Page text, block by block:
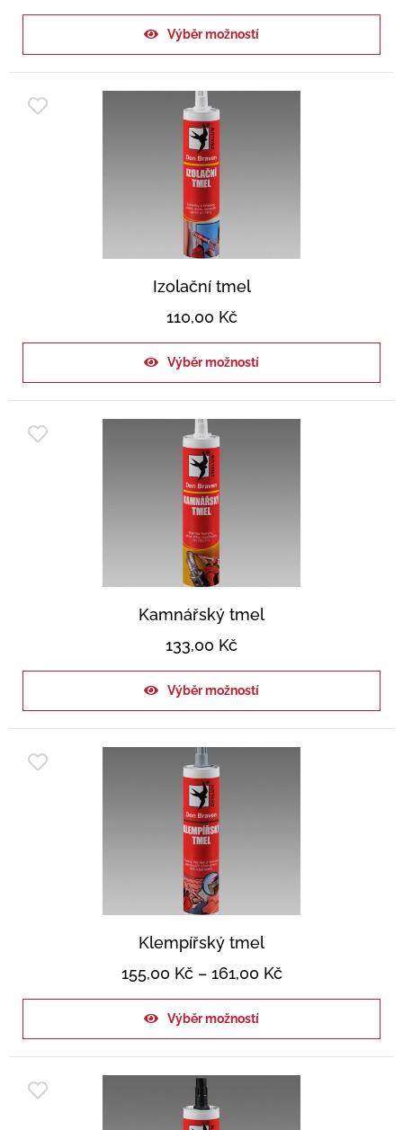
Výběr možností
Izolační tmel
110,00 Kč
Výběr možností
Kamnářský tmel
133,00 Kč
Výběr možností
Klempířský tmel
155,00 Kč– 161,00 Kč
Výběr možností